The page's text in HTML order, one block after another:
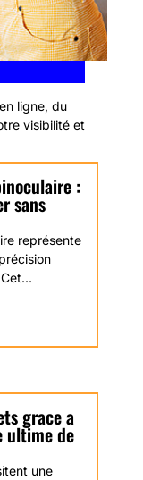
ligne, du
visibilité et
:
sans
représente
grace a
ultime de
une